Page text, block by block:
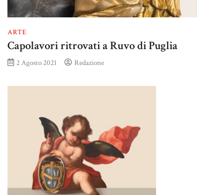
ARTE
Capolavori ritrovati a Ruvo di Puglia
2 Agosto 2021 Redazione